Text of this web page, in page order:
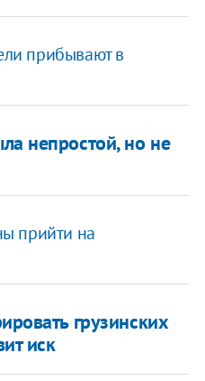
прибывают в
непростой, но не
прийти на
грузинских
иск